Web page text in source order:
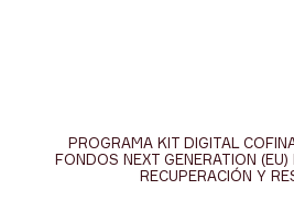
PROGRAMA KIT DIGITAL
FONDOS NEXT GENERATION
RECUPERACIÓN Y